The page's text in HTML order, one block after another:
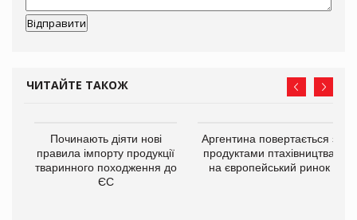
ЧИТАЙТЕ ТАКОЖ
Починають діяти нові
правила імпорту продукції
тваринного походження до
ЄС
Аргентина повертається з
продуктами птахівництва
на європейський ринок